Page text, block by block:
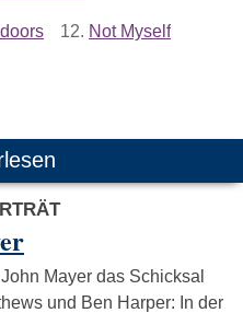
12. Not Myself
Mayer das Schicksal
und Ben Harper: In der